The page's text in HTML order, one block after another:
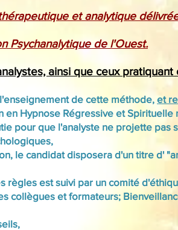
et analytique
Psychanalytique de l'Ouest.
ainsi que ceux
de cette méthode, et
Hypnose Régressive et Spirituelle
pour que l'analyste ne projette pas
le candidat disposera d'un titre d'
est suivi par un comité
et formateurs;